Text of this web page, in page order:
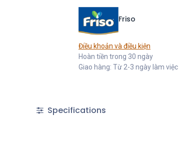
Friso
Điều khoản và điều kiện
Hoàn tiền trong 30 ngày
Giao hàng: Từ 2-3 ngày làm việc
Specifications